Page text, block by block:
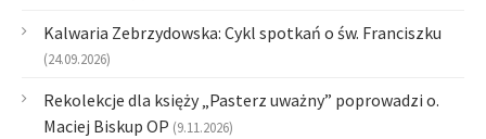
Kalwaria Zebrzydowska: Cykl spotkań o św. Franciszku
(24.09.2026)
Rekolekcje dla księży „Pasterz uważny” poprowadzi o.
Maciej Biskup OP (9.11.2026)